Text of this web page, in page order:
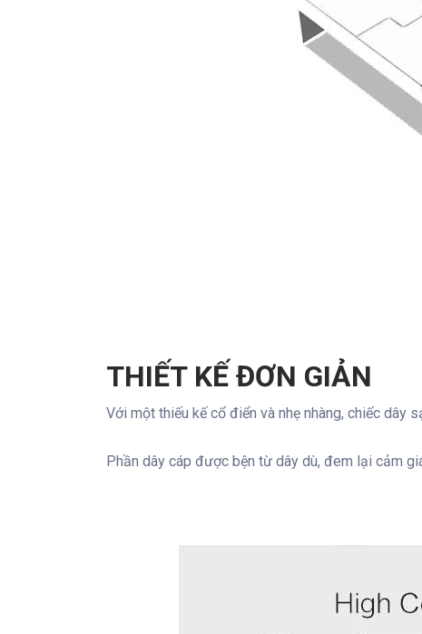
THIẾT KẾ ĐƠN GIẢN
Với một thiếu kế cổ điển và nhẹ nhàng, chiếc dây
Phần dây cáp được bện từ dây dù, đem lại cảm